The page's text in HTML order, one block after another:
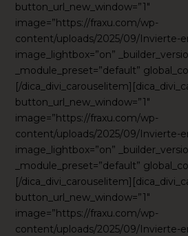
button_url_new_window=”1″
image=”https://fraxu.com/wp-
content/uploads/2025/09/Invierte-
image_lightbox=”on”
_module_preset=”default”
[/
button_url_new_window=”1″
image=”https://fraxu.com/wp-
content/uploads/2025/09/Invierte-
image_lightbox=”on”
_module_preset=”default”
[/
button_url_new_window=”1″
image=”https://fraxu.com/wp-
content/uploads/2025/09/Invierte-